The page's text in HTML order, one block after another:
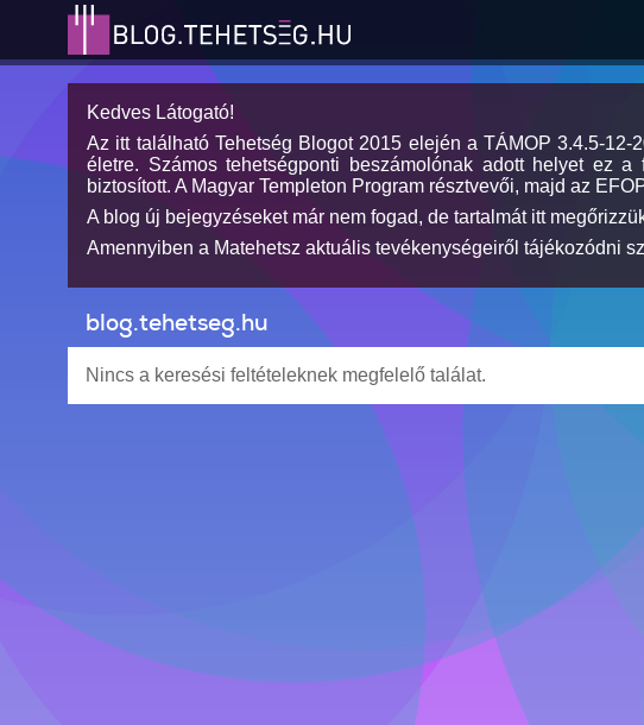
Kedves Látogató!
Az itt található Tehetség Blogot 2015 elején a TÁMOP 3.4.5-
életre. Számos tehetségponti beszámolónak adott helyet ez
biztosított. A Magyar Templeton Program résztvevői, majd az
A blog új bejegyzéseket már nem fogad, de tartalmát itt
Amennyiben a Matehetsz aktuális tevékenységeiről tájékozódni
blog.tehetseg.hu
Nincs a keresési feltételeknek megfelelő találat.